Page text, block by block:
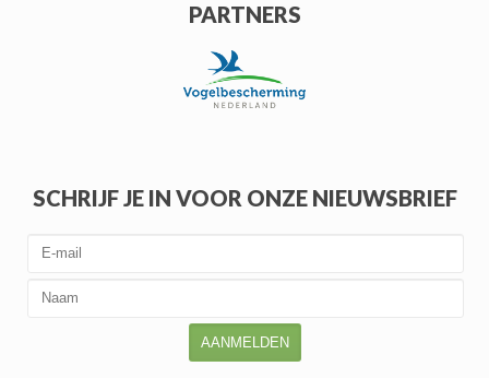
PARTNERS
SCHRIJF JE IN VOOR ONZE NIEUWSBRIEF
AANMELDEN